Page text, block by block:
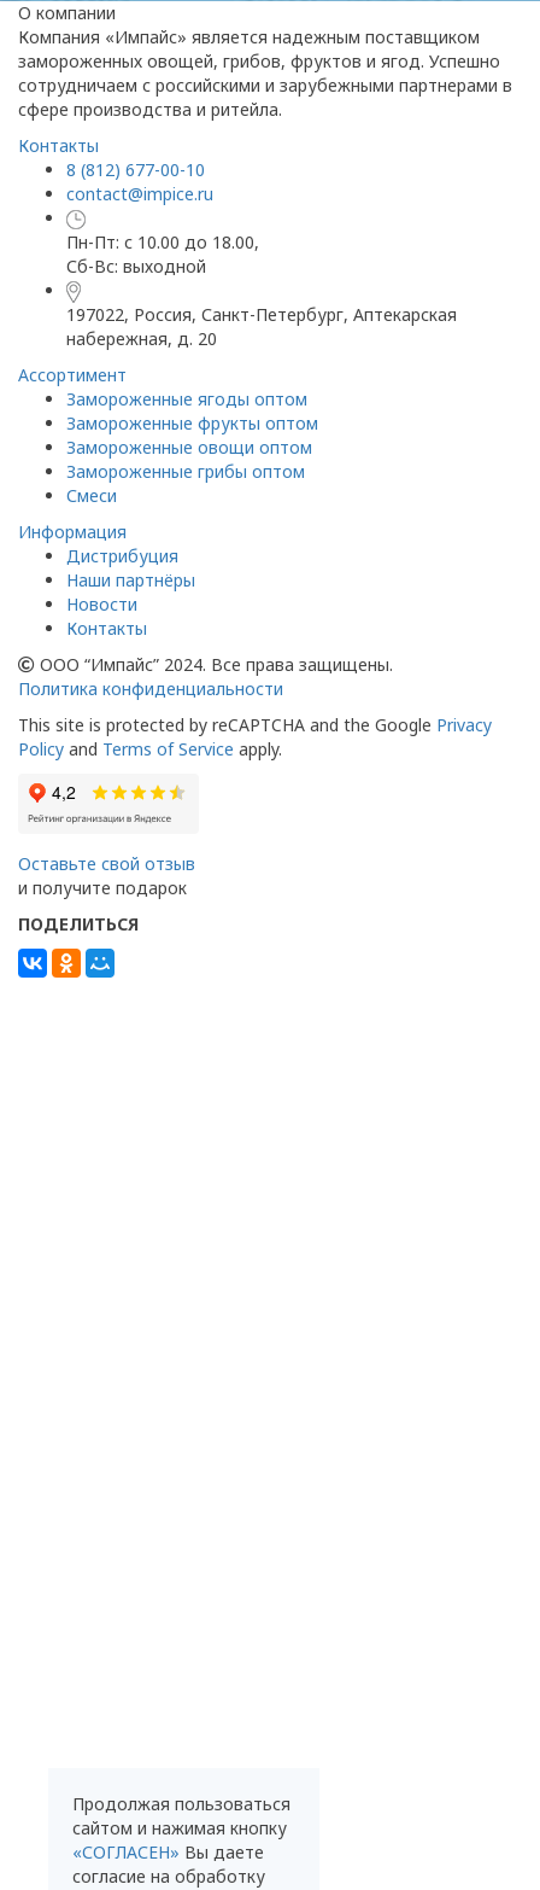
О компании
Компания «Импайс» является надежным поставщиком
замороженных овощей, грибов, фруктов и ягод. Успешно
сотрудничаем с российскими и зарубежными партнерами в
сфере производства и ритейла.
Контакты
8 (812) 677-00-10
contact@impice.ru
Пн-Пт: с 10.00 до 18.00,
Сб-Вс: выходной
197022, Россия, Санкт-Петербург, Аптекарская
набережная, д. 20
Ассортимент
Замороженные ягоды оптом
Замороженные фрукты оптом
Замороженные овощи оптом
Замороженные грибы оптом
Смеси
Информация
Дистрибуция
Наши партнёры
Новости
Контакты
ООО “Импайс” 2024. Все права защищены.
Политика конфиденциальности
This site is protected by reCAPTCHA and the Google Privacy
Policy and Terms of Service apply.
Оставьте свой отзыв
и получите подарок
ПОДЕЛИТЬСЯ
Продолжая пользоваться
сайтом и нажимая кнопку
«СОГЛАСЕН» Вы даете
согласие на обработку